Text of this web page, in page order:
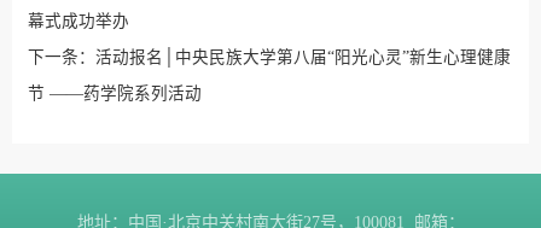
幕式成功举办
下一条： 活动报名│中央民族大学第八届“阳光心灵”新生心理健康
节 ——药学院系列活动
地址：中国·北京中关村南大街27号，100081 邮箱：